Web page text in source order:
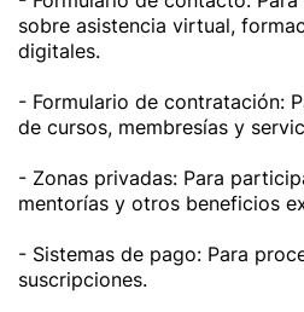
sobre asistencia virtual,
digitales.
- Formulario de contratación:
de cursos, membresías y
- Zonas privadas: Para
mentorías y otros beneficios
- Sistemas de pago: Para
suscripciones.